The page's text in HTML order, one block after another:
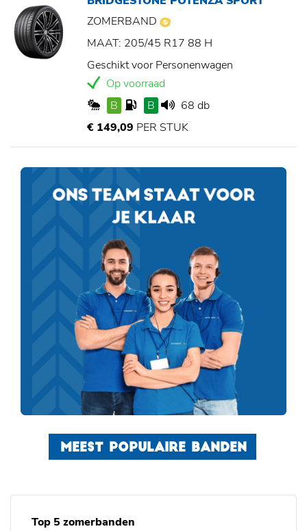
ZOMERBAND
MAAT: 205/45 R17 88 H
Geschikt voor Personenwagen
Op voorraad
B
B
68 db
€ 149,09 PER STUK
MEEST POPULAIRE BANDEN
Top 5 zomerbanden